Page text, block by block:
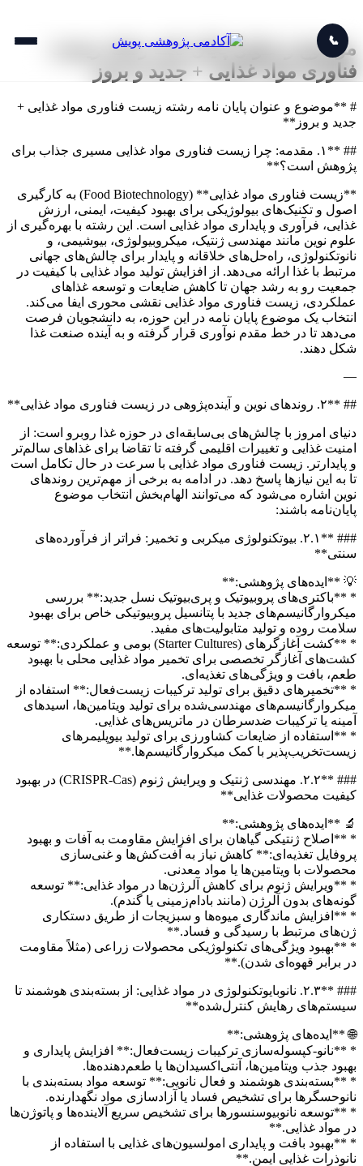
📞
موضوع و عنوان پایان نامه رشته زیست
فناوری مواد غذایی + جدید و بروز
# **موضوع و عنوان پایان نامه رشته زیست فناوری مواد غذایی +
جدید و بروز**
## **۱. مقدمه: چرا زیست فناوری مواد غذایی مسیری جذاب برای
پژوهش است؟**
**زیست فناوری مواد غذایی** (Food Biotechnology) به کارگیری
اصول و تکنیک‌های بیولوژیکی برای بهبود کیفیت، ایمنی، ارزش
غذایی، فرآوری و پایداری مواد غذایی است. این رشته با بهره‌گیری از
علوم نوین مانند مهندسی ژنتیک، میکروبیولوژی، بیوشیمی، و
نانوتکنولوژی، راه‌حل‌های خلاقانه و پایدار برای چالش‌های جهانی
مرتبط با غذا ارائه می‌دهد. از افزایش تولید مواد غذایی با کیفیت در
جمعیت رو به رشد جهان تا کاهش ضایعات و توسعه غذاهای
عملکردی، زیست فناوری مواد غذایی نقشی محوری ایفا می‌کند.
انتخاب یک موضوع پایان نامه در این حوزه، به دانشجویان فرصت
می‌دهد تا در خط مقدم نوآوری قرار گرفته و به آینده صنعت غذا
شکل دهند.
—
## **۲. روندهای نوین و آینده‌پژوهی در زیست فناوری مواد غذایی**
دنیای امروز با چالش‌های بی‌سابقه‌ای در حوزه غذا روبرو است: از
امنیت غذایی و تغییرات اقلیمی گرفته تا تقاضا برای غذاهای سالم‌تر
و پایدارتر. زیست فناوری مواد غذایی با سرعت در حال تکامل است
تا به این نیازها پاسخ دهد. در ادامه به برخی از مهم‌ترین روندهای
نوین اشاره می‌شود که می‌توانند الهام‌بخش انتخاب موضوع
پایان‌نامه باشند:
### **۲.۱. بیوتکنولوژی میکربی و تخمیر: فراتر از فرآورده‌های
سنتی**
💡 **ایده‌های پژوهشی:**
* **باکتری‌های پروبیوتیک و پری‌بیوتیک نسل جدید:** بررسی
میکروارگانیسم‌های جدید با پتانسیل پروبیوتیکی خاص برای بهبود
سلامت روده و تولید متابولیت‌های مفید.
* **کشت آغازگرهای (Starter Cultures) بومی و عملکردی:** توسعه
کشت‌های آغازگر تخصصی برای تخمیر مواد غذایی محلی با بهبود
طعم، بافت و ویژگی‌های تغذیه‌ای.
* **تخمیرهای دقیق برای تولید ترکیبات زیست‌فعال:** استفاده از
میکروارگانیسم‌های مهندسی‌شده برای تولید ویتامین‌ها، اسیدهای
آمینه یا ترکیبات ضدسرطان در ماتریس‌های غذایی.
* **استفاده از ضایعات کشاورزی برای تولید بیوپلیمرهای
زیست‌تخریب‌پذیر با کمک میکروارگانیسم‌ها.**
### **۲.۲. مهندسی ژنتیک و ویرایش ژنوم (CRISPR-Cas) در بهبود
کیفیت محصولات غذایی**
🔬 **ایده‌های پژوهشی:**
* **اصلاح ژنتیکی گیاهان برای افزایش مقاومت به آفات و بهبود
پروفایل تغذیه‌ای:** کاهش نیاز به آفت‌کش‌ها و غنی‌سازی
محصولات با ویتامین‌ها یا مواد معدنی.
* **ویرایش ژنوم برای کاهش آلرژن‌ها در مواد غذایی:** توسعه
گونه‌های بدون آلرژن (مانند بادام‌زمینی یا گندم).
* **افزایش ماندگاری میوه‌ها و سبزیجات از طریق دستکاری
ژن‌های مرتبط با رسیدگی و فساد.**
* **بهبود ویژگی‌های تکنولوژیکی محصولات زراعی (مثلاً مقاومت
در برابر قهوه‌ای شدن).**
### **۲.۳. نانوبایوتکنولوژی در مواد غذایی: از بسته‌بندی هوشمند تا
سیستم‌های رهایش کنترل‌شده**
🌐 **ایده‌های پژوهشی:**
* **نانو-کپسوله‌سازی ترکیبات زیست‌فعال:** افزایش پایداری و
بهبود جذب ویتامین‌ها، آنتی‌اکسیدان‌ها یا طعم‌دهنده‌ها.
* **بسته‌بندی هوشمند و فعال نانویی:** توسعه مواد بسته‌بندی با
نانوحسگرها برای تشخیص فساد یا آزادسازی مواد نگهدارنده.
* **توسعه نانوبیوسنسورها برای تشخیص سریع آلاینده‌ها و پاتوژن‌ها
در مواد غذایی.**
* **بهبود بافت و پایداری امولسیون‌های غذایی با استفاده از
نانوذرات غذایی ایمن.**